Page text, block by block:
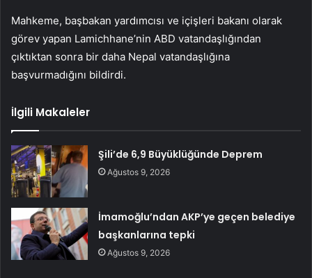
Mahkeme, başbakan yardımcısı ve içişleri bakanı olarak
görev yapan Lamichhane’nin ABD vatandaşlığından
çıktıktan sonra bir daha Nepal vatandaşlığına
başvurmadığını bildirdi.
İlgili Makaleler
Şili’de 6,9 Büyüklüğünde Deprem
Ağustos 9, 2026
İmamoğlu’ndan AKP’ye geçen belediye
başkanlarına tepki
Ağustos 9, 2026